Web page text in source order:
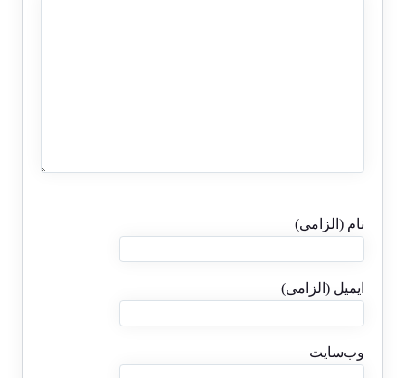
نام (الزامی)
ایمیل (الزامی)
وب‌سایت